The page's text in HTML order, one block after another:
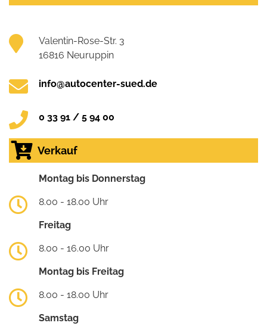
Valentin-Rose-Str. 3
16816 Neuruppin
info@autocenter-sued.de
0 33 91 / 5 94 00
Verkauf
Montag bis Donnerstag
8.00 - 18.00 Uhr
Freitag
8.00 - 16.00 Uhr
Montag bis Freitag
8.00 - 18.00 Uhr
Samstag